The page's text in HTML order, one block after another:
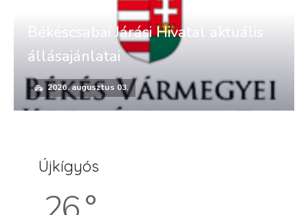
Békéscsabai Járási Hivatal aktuális
állásajánlatai
2026. augusztus 03.
Újkígyós